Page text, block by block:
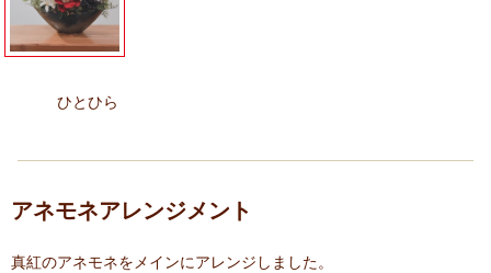
ひとひら
アネモネアレンジメント
真紅のアネモネをメインにアレンジしました。